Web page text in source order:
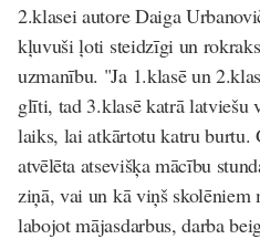
2.klasei autore Daiga
kļuvuši ļoti steidzīgi un
uzmanību. "Ja 1.klasē un
glīti, tad 3.klasē katrā latviešu
laiks, lai atkārtotu katru burtu.
atvēlēta atsevišķa mācību
ziņā, vai un kā viņš skolēniem
labojot mājasdarbus, darba